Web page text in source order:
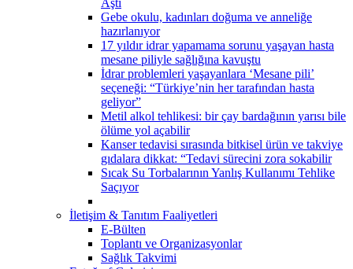
Gebe okulu, kadınları doğuma ve anneliğe
hazırlanıyor
17 yıldır idrar yapamama sorunu yaşayan hasta
mesane piliyle sağlığına kavuştu
İdrar problemleri yaşayanlara ‘Mesane pili’
seçeneği: “Türkiye’nin her tarafından hasta
geliyor”
Metil alkol tehlikesi: bir çay bardağının yarısı bile
ölüme yol açabilir
Kanser tedavisi sırasında bitkisel ürün ve takviye
gıdalara dikkat: “Tedavi sürecini zora sokabilir
Sıcak Su Torbalarının Yanlış Kullanımı Tehlike
Saçıyor
İletişim & Tanıtım Faaliyetleri
E-Bülten
Toplantı ve Organizasyonlar
Sağlık Takvimi